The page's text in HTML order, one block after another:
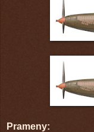
Prameny: